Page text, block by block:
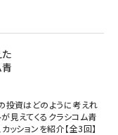
投資はどのように考えれ
見えてくるクラシコム青
ションを紹介【全3回】